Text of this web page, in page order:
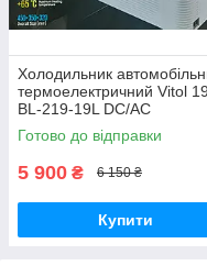
Холодильник
термоелектричний Vitol
BL-219-19L DC/AC
12/24/220V 60W
Готово до відправки
5 900 ₴ 6 150 ₴
Купити